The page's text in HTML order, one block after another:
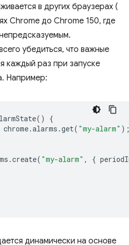
в других браузерах (
Chrome до Chrome 150, где
убедиться, что важные
каждый раз при запуске
Например:
()
{
chrome.alarms .get( "my-alarm"
.create( "my-alarm" , {
динамически на основе